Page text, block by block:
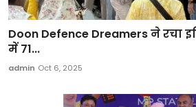
Doon Defence Dreamers ने रचा
में 71...
admin Oct 6, 2025